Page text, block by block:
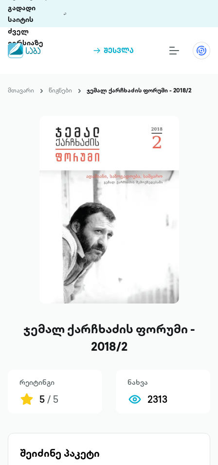
გადადი
საიტის
ძველ
ვერსიაზე
შესვლა
თინეთი 9 ციფრულ პლატფორმასა და 5
ჩვენ შესახებ
მთავარი წიგნები ჯემალ ქარჩხაძის ფორუმი - 2018/2
ჯემალ ქარჩხაძის ფორუმი -
2018/2
რეიტინგი
5/ 5
ნახვა
2313
შეიძინე პაკეტი